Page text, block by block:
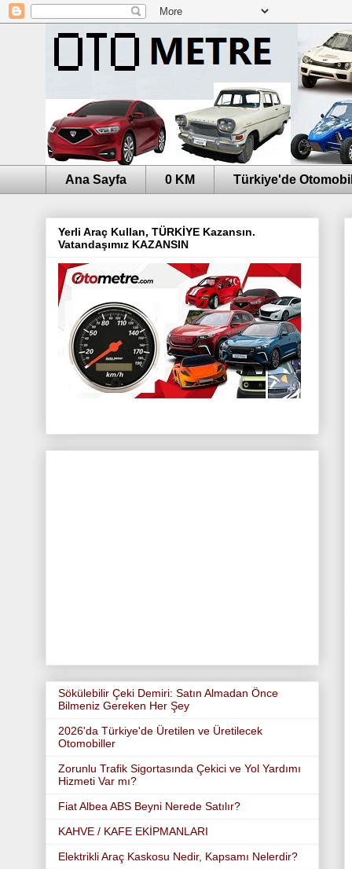
Ana Sayfa 0 KM Türkiye'de
Yerli Araç Kullan, TÜRKİYE Kazansın.
Vatandaşımız KAZANSIN
Sökülebilir Çeki Demiri: Satın Almadan Önce
Bilmeniz Gereken Her Şey
2026'da Türkiye'de Üretilen ve Üretilecek
Otomobiller
Zorunlu Trafik Sigortasında Çekici ve Yol Yardımı
Hizmeti Var mı?
Fiat Albea ABS Beyni Nerede Satılır?
KAHVE / KAFE EKİPMANLARI
Elektrikli Araç Kaskosu Nedir, Kapsamı Nelerdir?